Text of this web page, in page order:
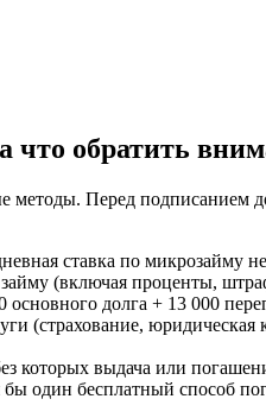
обратить
методы. Перед
ставка по
(включая проценты,
основного долга + 13 000
(страхование,
которых выдача или
один бесплатный способ